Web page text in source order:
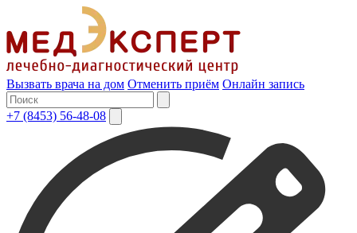
Вызвать врача на дом Отменить приём Онлайн запись
+7 (8453) 56-48-08